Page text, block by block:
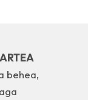
behea,